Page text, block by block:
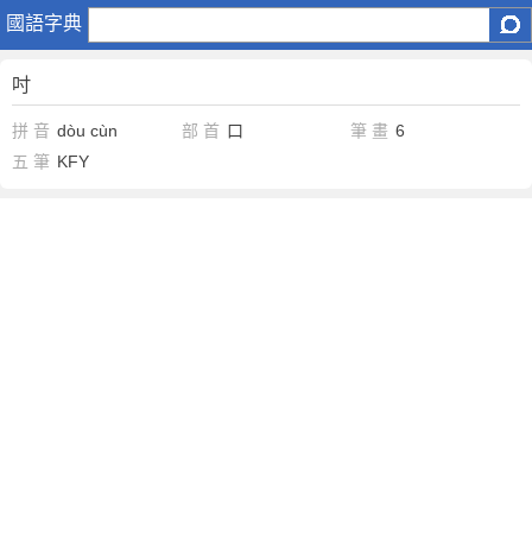
國語字典
吋
吋
拼 音 dòu cùn 部 首 口 筆 畫 6
五 筆 KFY